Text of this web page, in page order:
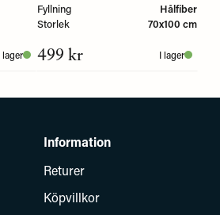
lager
Fyllning
Hålfiber
Storlek
70x100 cm
499 kr I lager
Information
Returer
Köpvillkor